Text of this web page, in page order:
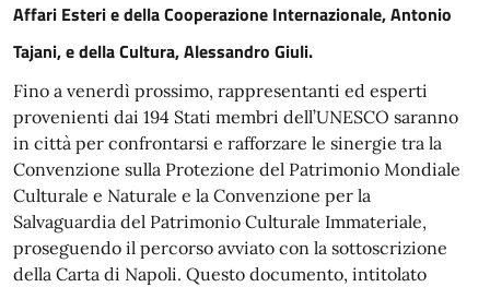
Affari Esteri e della Cooperazione Internazionale, Antonio
Tajani, e della Cultura, Alessandro Giuli.
Fino a venerdì prossimo, rappresentanti ed esperti
provenienti dai 194 Stati membri dell’UNESCO saranno
in città per confrontarsi e rafforzare le sinergie tra la
Convenzione sulla Protezione del Patrimonio Mondiale
Culturale e Naturale e la Convenzione per la
Salvaguardia del Patrimonio Culturale Immateriale,
proseguendo il percorso avviato con la sottoscrizione
della Carta di Napoli. Questo documento, intitolato